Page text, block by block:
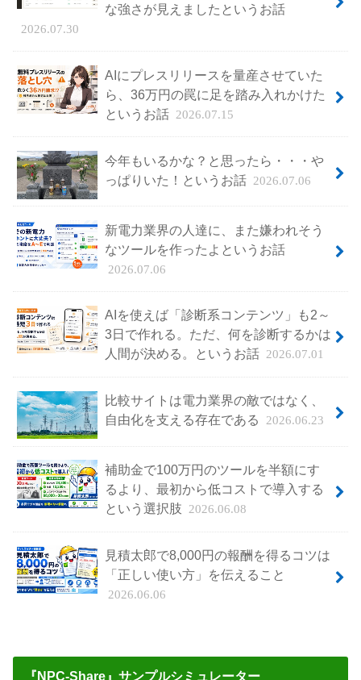
な強さが見えましたというお話
2026.07.30
AIにプレスリリースを量産させていた
ら、36万円の罠に足を踏み入れかけた
というお話 2026.07.15
今年もいるかな？と思ったら・・・や
っぱりいた！というお話 2026.07.06
新電力業界の人達に、また嫌われそう
なツールを作ったよというお話
2026.07.06
AIを使えば「診断系コンテンツ」も2～
3日で作れる。ただ、何を診断するかは
人間が決める。というお話 2026.07.01
比較サイトは電力業界の敵ではなく、
自由化を支える存在である
2026.06.23
補助金で100万円のツールを半額にす
るより、最初から低コストで導入する
という選択肢
2026.06.08
見積太郎で8,000円の報酬を得るコツは
「正しい使い方」を伝えること
2026.06.06
『NPC-Share』サンプルシミュレーター